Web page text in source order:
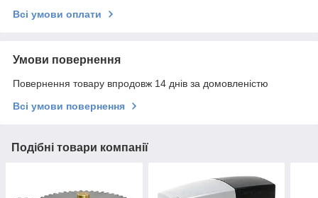
Всі умови оплати
Умови повернення
Повернення товару впродовж 14 днів за домовленістю
Всі умови повернення
Подібні товари компанії